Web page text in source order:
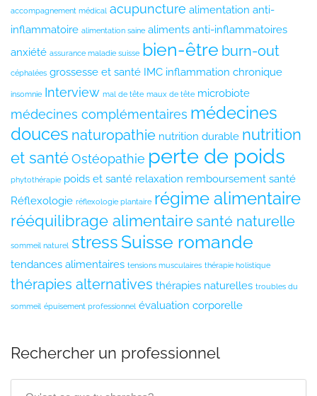
accompagnement médical acupuncture alimentation anti-
inflammatoire alimentation saine aliments anti-inflammatoires
anxiété assurance maladie suisse bien-être burn-out
céphalées grossesse et santé IMC inflammation chronique
insomnie Interview mal de tête maux de tête microbiote
médecines complémentaires médecines
douces naturopathie nutrition durable nutrition
et santéOstéopathie perte de poids
phytothérapie poids et santé relaxation remboursement santé
Réflexologie réflexologie plantaire régime alimentaire
rééquilibrage alimentairesanté naturelle
sommeil naturel stress Suisse romande
tendances alimentaires tensions musculaires thérapie holistique
thérapies alternatives thérapies naturelles troubles du
sommeil épuisement professionnel évaluation corporelle
Rechercher un professionnel